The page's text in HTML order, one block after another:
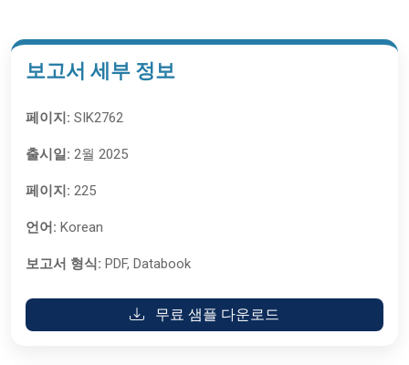
보고서 세부 정보
페이지: SIK2762
출시일: 2월 2025
페이지: 225
언어: Korean
보고서 형식: PDF, Databook
무료 샘플 다운로드